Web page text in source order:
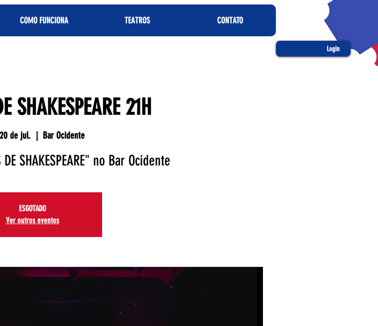
COMO FUNCIONA TEATROS CONTATO
Login
SHAKESPEARE 21H
de jul.
  |
Bar Ocidente
SHAKESPEARE" no Bar Ocidente
ESGOTADO
Ver outros eventos